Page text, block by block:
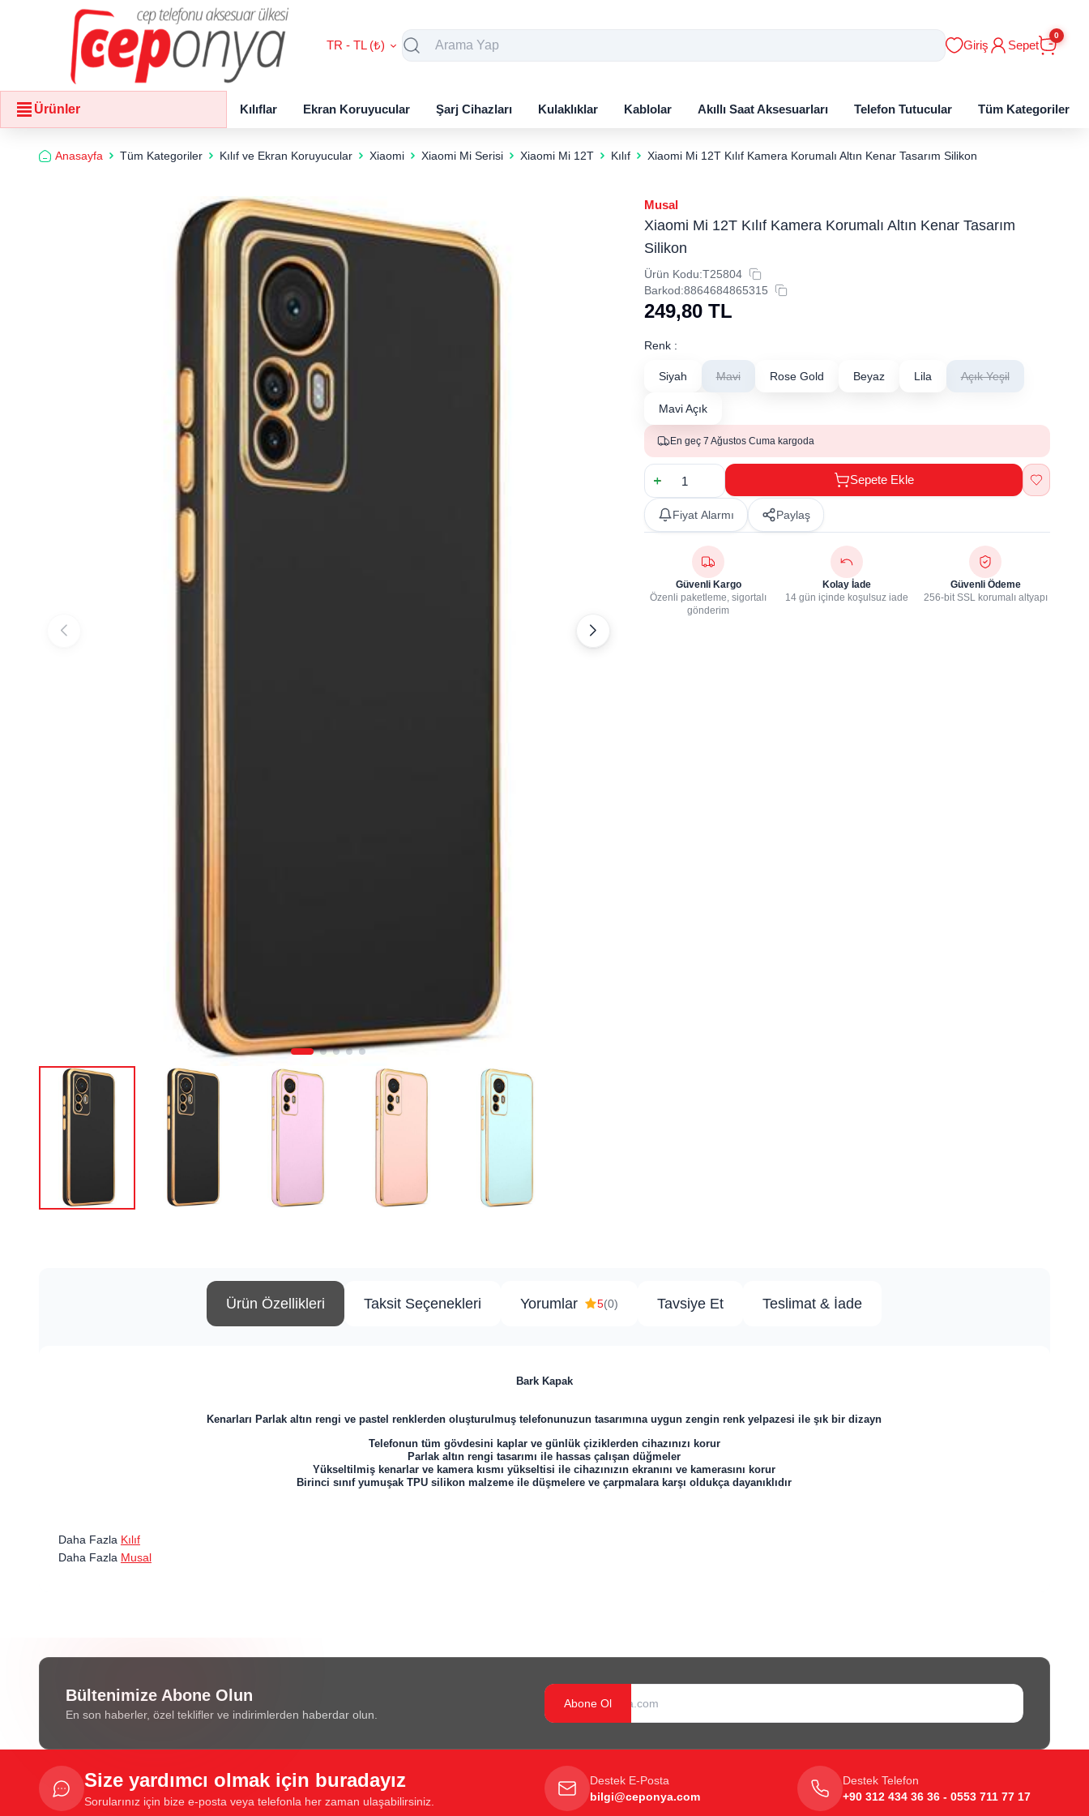
TR - TL (₺) Giriş Sepet
0
Ürünler Kılıflar Ekran Koruyucular Şarj Cihazları Kulaklıklar Kablolar Akıllı Saat Aksesuarları Telefon Tutucular Tüm Kategoriler
Anasayfa Tüm Kategoriler Kılıf ve Ekran Koruyucular Xiaomi Xiaomi Mi Serisi Xiaomi Mi 12T Kılıf Xiaomi Mi 12T Kılıf Kamera Korumalı Altın Kenar Tasarım Silikon
Musal
Xiaomi Mi 12T Kılıf Kamera Korumalı Altın Kenar Tasarım
Silikon
Ürün Kodu:T25804
Barkod:8864684865315
249,80 TL
Renk :
Siyah Mavi Rose Gold Beyaz Lila Açık Yeşil
Mavi Açık
En geç 7 Ağustos Cuma kargoda
Sepete Ekle
Fiyat Alarmı Paylaş
Güvenli Kargo
Özenli paketleme, sigortalı
gönderim
Kolay İade
14 gün içinde koşulsuz iade
Güvenli Ödeme
256-bit SSL korumalı altyapı
Ürün Özellikleri Taksit Seçenekleri Yorumlar 5(0) Tavsiye Et Teslimat & İade
Bark Kapak
Kenarları Parlak altın rengi ve pastel renklerden oluşturulmuş telefonunuzun tasarımına uygun zengin renk yelpazesi ile şık bir dizayn
Telefonun tüm gövdesini kaplar ve günlük çiziklerden cihazınızı korur
Parlak altın rengi tasarımı ile hassas çalışan düğmeler
Yükseltilmiş kenarlar ve kamera kısmı yükseltisi ile cihazınızın ekranını ve kamerasını korur
Birinci sınıf yumuşak TPU silikon malzeme ile düşmelere ve çarpmalara karşı oldukça dayanıklıdır
Daha Fazla Kılıf
Daha Fazla Musal
Bültenimize Abone Olun
En son haberler, özel teklifler ve indirimlerden haberdar olun.
Abone Ol
Size yardımcı olmak için buradayız
Sorularınız için bize e-posta veya telefonla her zaman ulaşabilirsiniz.
Destek E-Posta
bilgi@ceponya.com
Destek Telefon
+90 312 434 36 36 - 0553 711 77 17